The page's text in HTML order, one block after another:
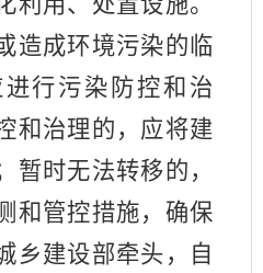
造成环境污染的临
行污染防控和治
和治理的，应将建
暂时无法转移的，
和管控措施，确保
乡建设部牵头，自